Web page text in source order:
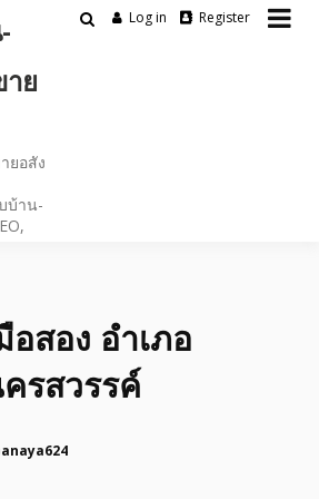
ย
ยอสัง
บ้าน-
Log in Register
สอง อำเภอ
รสวรรค์